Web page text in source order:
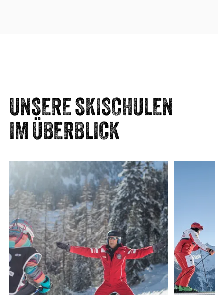
UNSERE SKISCHULEN
IM ÜBERBLICK